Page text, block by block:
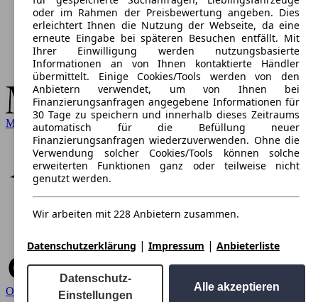
Mercedes-Benz
Opel
oder im Rahmen der Preisbewertung angeben. Dies
erleichtert Ihnen die Nutzung der Webseite, da eine
erneute Eingabe bei späteren Besuchen entfällt. Mit
Ihrer Einwilligung werden nutzungsbasierte
Informationen an von Ihnen kontaktierte Händler
übermittelt. Einige Cookies/Tools werden von den
Anbietern verwendet, um von Ihnen bei
Finanzierungsanfragen angegebene Informationen für
30 Tage zu speichern und innerhalb dieses Zeitraums
automatisch für die Befüllung neuer
Finanzierungsanfragen wiederzuverwenden. Ohne die
Verwendung solcher Cookies/Tools können solche
erweiterten Funktionen ganz oder teilweise nicht
genutzt werden.
Wir arbeiten mit 228 Anbietern zusammen.
Datenschutzerklärung | Impressum | Anbieterliste
Datenschutz-
Einstellungen
Alle akzeptieren